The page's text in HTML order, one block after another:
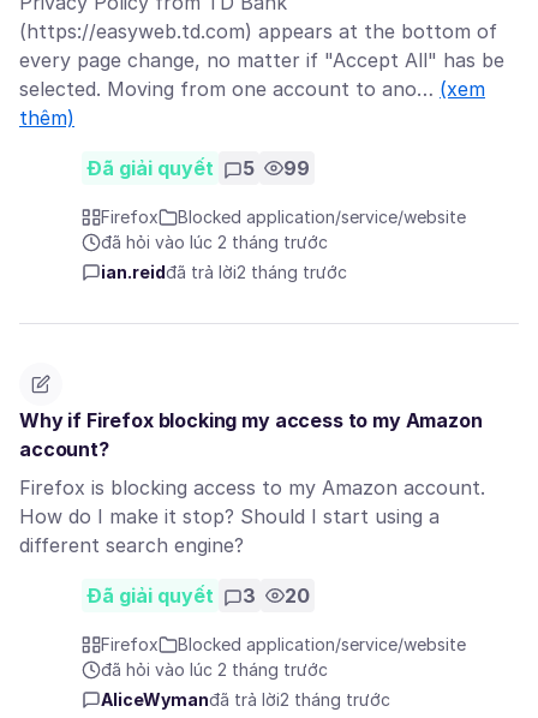
(https://easyweb.td.com) appears at the bottom of
every page change, no matter if "Accept All" has be
selected. Moving from one account to ano… (xem
thêm)
Đã giải quyết 5 99
Firefox
Blocked application/service/website
đã hỏi vào lúc 2 tháng trước
ian.reidđã trả lời2 tháng trước
Why if Firefox blocking my access to my Amazon
account?
Firefox is blocking access to my Amazon account.
How do I make it stop? Should I start using a
different search engine?
Đã giải quyết 3 20
Firefox
Blocked application/service/website
đã hỏi vào lúc 2 tháng trước
AliceWymanđã trả lời2 tháng trước